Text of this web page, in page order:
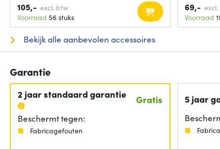
105,- excl. btw
Voorraad 56 stuks
69,-
Voorraad
Bekijk alle aanbevolen accessoires
Garantie
2 jaar standaard garantie Gratis
Beschermt tegen:
Fabricagefouten
5 jaar